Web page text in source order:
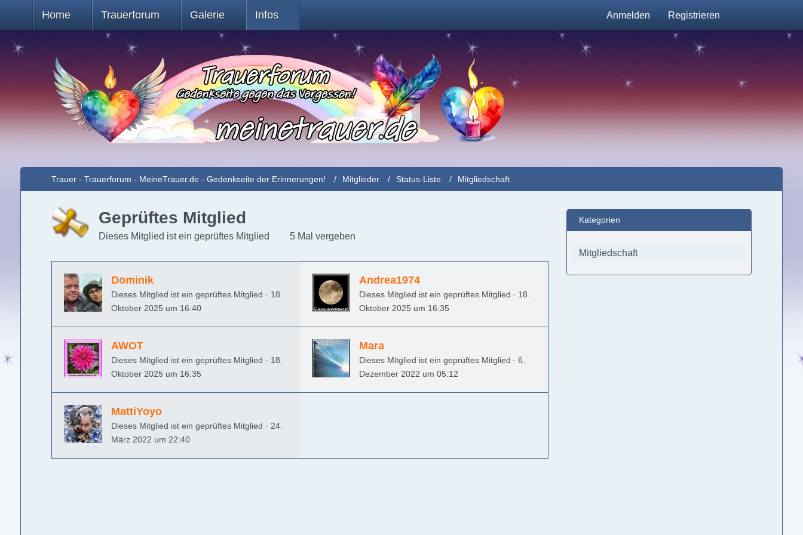
Home Trauerforum Galerie Infos Anmelden Registrieren
Trauer - Trauerforum - MeineTrauer.de - Gedenkseite der Erinnerungen! Mitglieder Status-Liste Mitgliedschaft
Geprüftes Mitglied
Dieses Mitglied ist ein geprüftes Mitglied 5 Mal vergeben
Dominik
Dieses Mitglied ist ein geprüftes Mitglied
18.
Oktober 2025 um 16:40
Andrea1974
Dieses Mitglied ist ein geprüftes Mitglied
18.
Oktober 2025 um 16:35
AWOT
Dieses Mitglied ist ein geprüftes Mitglied
18.
Oktober 2025 um 16:35
Mara
Dieses Mitglied ist ein geprüftes Mitglied
6.
Dezember 2022 um 05:12
MattiYoyo
Dieses Mitglied ist ein geprüftes Mitglied
24.
März 2022 um 22:40
Kategorien
Mitgliedschaft